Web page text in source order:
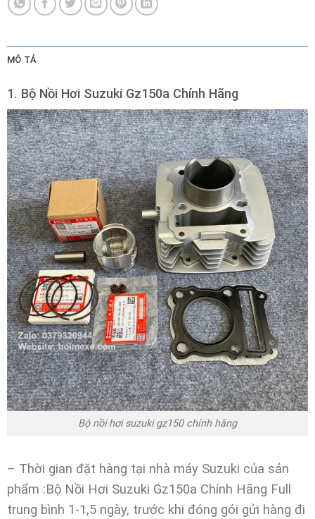
MÔ TẢ
1. Bộ Nồi Hơi Suzuki Gz150a Chính Hãng
Bộ nồi hơi suzuki gz150 chính hãng
– Thời gian đặt hàng tại nhà máy Suzuki của sản
phẩm :Bộ Nồi Hơi Suzuki Gz150a Chính Hãng Full
trung bình 1-1,5 ngày, trước khi đóng gói gửi hàng đi